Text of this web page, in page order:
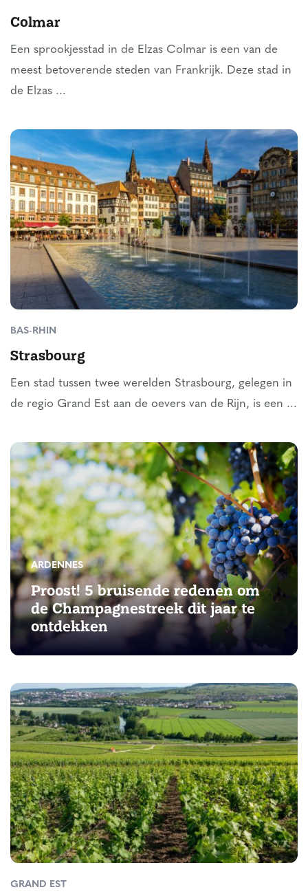
Colmar
Een sprookjesstad in de Elzas Colmar is een van de
meest betoverende steden van Frankrijk. Deze stad in
de Elzas ...
BAS-RHIN
Strasbourg
Een stad tussen twee werelden Strasbourg, gelegen in
de regio Grand Est aan de oevers van de Rijn, is een ...
ARDENNES
Proost! 5 bruisende redenen om
de Champagnestreek dit jaar te
ontdekken
GRAND EST